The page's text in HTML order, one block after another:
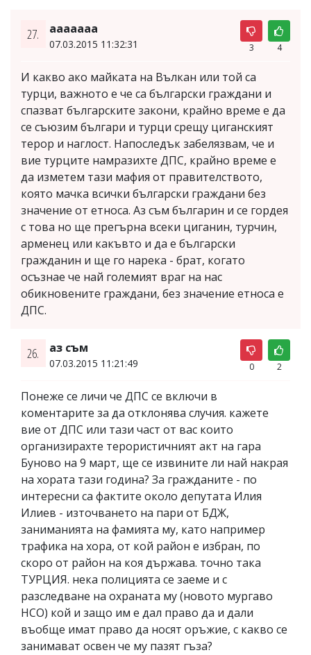
27. aaaaaaa
07.03.2015 11:32:31 3 4
И какво ако майката на Вълкан или той са
турци, важното е че са български граждани и
спазват българските закони, крайно време е да
се съюзим българи и турци срещу циганският
терор и наглост. Напоследък забелязвам, че и
вие турците намразихте ДПС, крайно време е
да изметем тази мафия от правителството,
която мачка всички български граждани без
значение от етноса. Аз съм българин и се гордея
с това но ще прегърна всеки циганин, турчин,
арменец или какъвто и да е български
гражданин и ще го нарека - брат, когато
осъзнае че най големият враг на нас
обикновените граждани, без значение етноса е
ДПС.
26. аз съм
07.03.2015 11:21:49 0 2
Понеже се личи че ДПС се включи в
коментарите за да отклонява случия. кажете
вие от ДПС или тази част от вас които
организирахте терористичният акт на гара
Буново на 9 март, ще се извините ли най накрая
на хората тази година? За гражданите - по
интересни са фактите около депутата Илия
Илиев - източването на пари от БДЖ,
заниманията на фамията му, като например
трафика на хора, от кой район е избран, по
скоро от район на коя държава. точно така
ТУРЦИЯ. нека полицията се заеме и с
разследване на охраната му (новото мургаво
НСО) кой и защо им е дал право да и дали
въобще имат право да носят оръжие, с какво се
занимават освен че му пазят гъза?